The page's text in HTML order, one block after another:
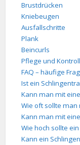
Brustdrücken
Kniebeugen
Ausfallschritte
Plank
Beincurls
Pflege und
FAQ – häufige
Ist ein
Kann man mit
Wie oft sollte
Kann man mit
Wie hoch sollte
Kann ein